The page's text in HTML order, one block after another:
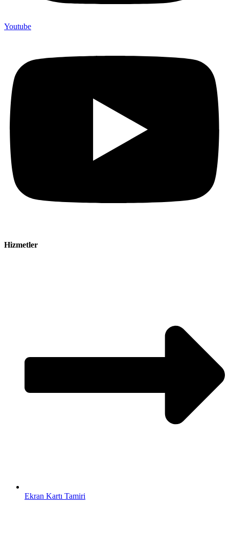
Youtube
Hizmetler
Ekran Kartı Tamiri